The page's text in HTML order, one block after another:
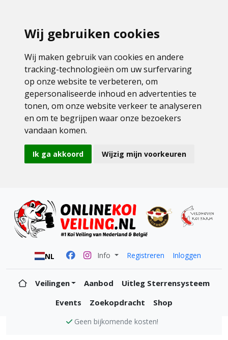
Wij gebruiken cookies
Wij maken gebruik van cookies en andere
tracking-technologieën om uw surfervaring
op onze website te verbeteren, om
gepersonaliseerde inhoud en advertenties te
tonen, om onze website verkeer te analyseren
en om te begrijpen waar onze bezoekers
vandaan komen.
Ik ga akkoord Wijzig mijn voorkeuren
NL Info Registreren Inloggen
Veilingen Aanbod
Uitleg Sterrensysteem
Events
Zoekopdracht Shop
Geen bijkomende kosten!